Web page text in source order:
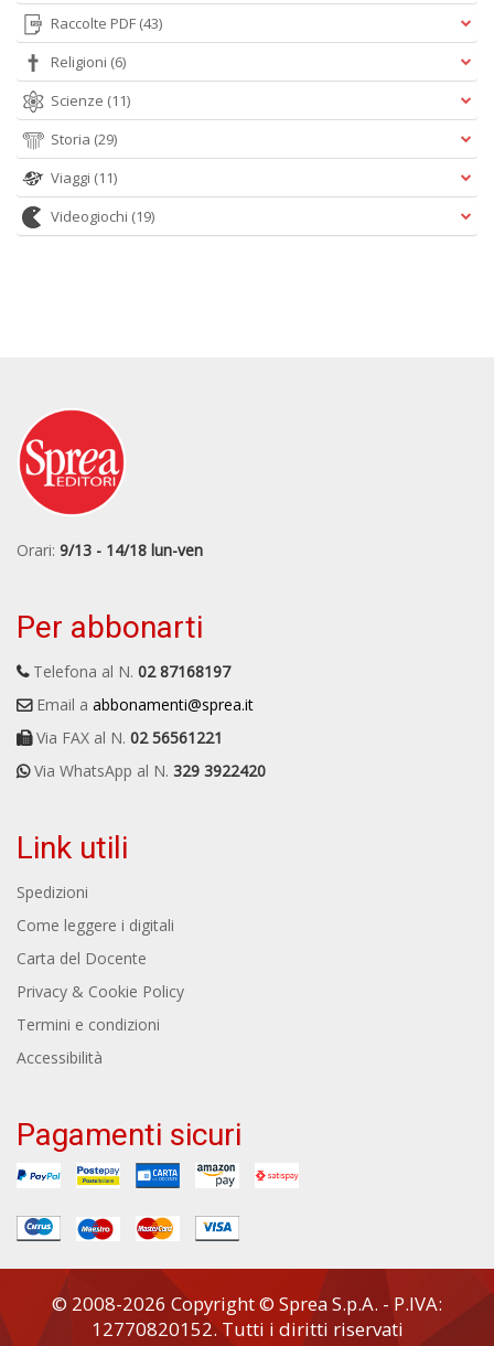
Raccolte PDF (43)
Religioni (6)
Scienze (11)
Storia (29)
Viaggi (11)
Videogiochi (19)
Orari: 9/13 - 14/18 lun-ven
Per abbonarti
Telefona al N. 02 87168197
Email a abbonamenti@sprea.it
Via FAX al N. 02 56561221
Via WhatsApp al N. 329 3922420
Link utili
Spedizioni
Come leggere i digitali
Carta del Docente
Privacy & Cookie Policy
Termini e condizioni
Accessibilità
Pagamenti sicuri
© 2008-2026 Copyright © Sprea S.p.A. - P.IVA:
12770820152. Tutti i diritti riservati